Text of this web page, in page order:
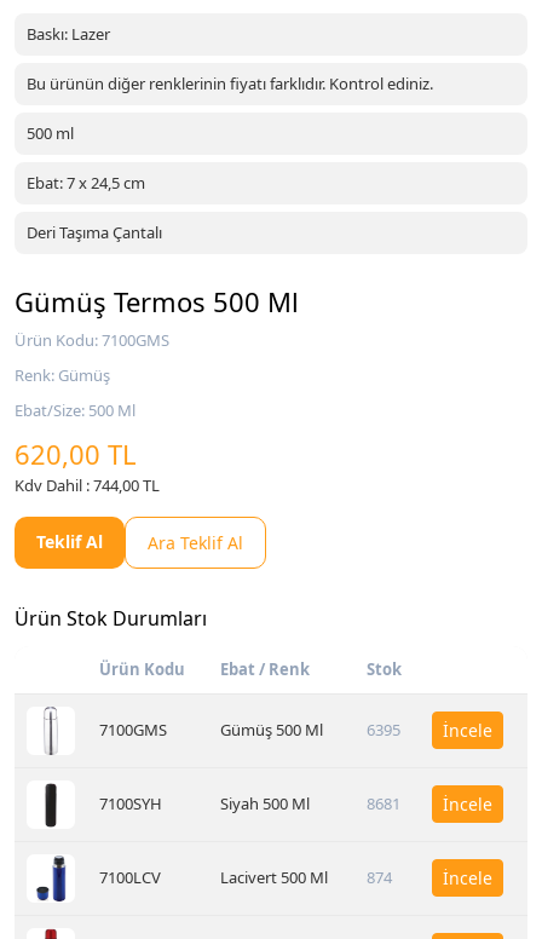
Baskı: Lazer
Bu ürünün diğer renklerinin fiyatı farklıdır. Kontrol ediniz.
500 ml
Ebat: 7 x 24,5 cm
Deri Taşıma Çantalı
Gümüş Termos 500 Ml
Ürün Kodu: 7100GMS
Renk: Gümüş
Ebat/Size: 500 Ml
620,00 TL
Kdv Dahil : 744,00 TL
Teklif Al Ara Teklif Al
Ürün Stok Durumları
Ürün Kodu Ebat / Renk Stok
7100GMS Gümüş 500 Ml 6395 İncele
7100SYH Siyah 500 Ml 8681 İncele
7100LCV Lacivert 500 Ml 874 İncele